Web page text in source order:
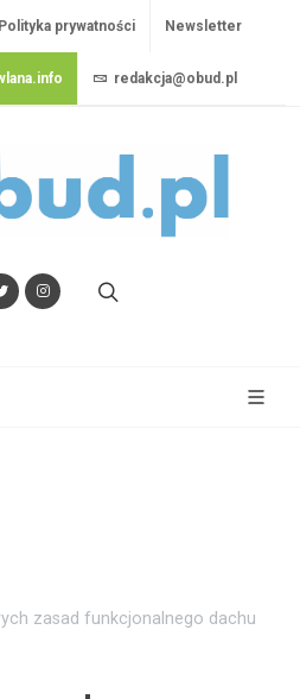
Polityka prywatności Newsletter
redakcja@obud.pl
zasad funkcjonalnego dachu